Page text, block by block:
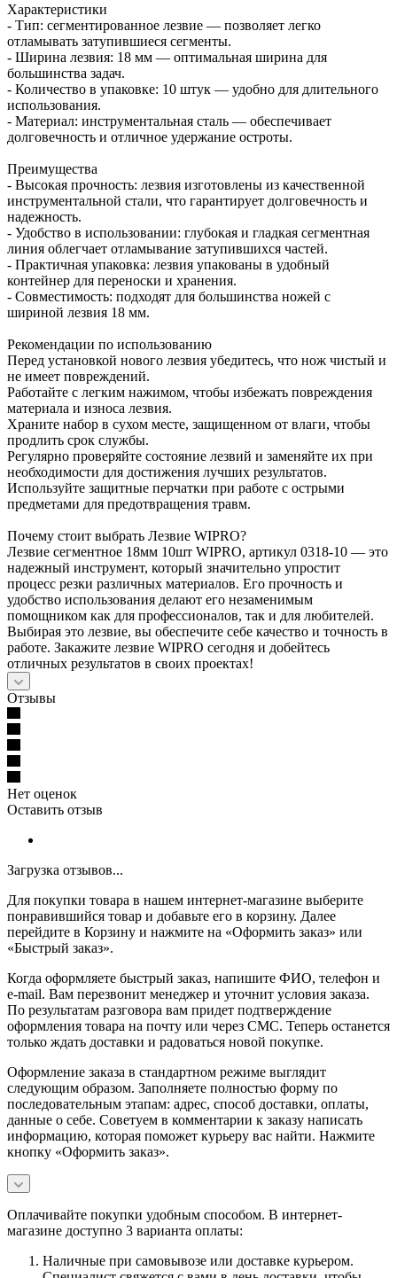
Характеристики
- Тип: сегментированное лезвие — позволяет легко
отламывать затупившиеся сегменты.
- Ширина лезвия: 18 мм — оптимальная ширина для
большинства задач.
- Количество в упаковке: 10 штук — удобно для длительного
использования.
- Материал: инструментальная сталь — обеспечивает
долговечность и отличное удержание остроты.
Преимущества
- Высокая прочность: лезвия изготовлены из качественной
инструментальной стали, что гарантирует долговечность и
надежность.
- Удобство в использовании: глубокая и гладкая сегментная
линия облегчает отламывание затупившихся частей.
- Практичная упаковка: лезвия упакованы в удобный
контейнер для переноски и хранения.
- Совместимость: подходят для большинства ножей с
шириной лезвия 18 мм.
Рекомендации по использованию
Перед установкой нового лезвия убедитесь, что нож чистый и
не имеет повреждений.
Работайте с легким нажимом, чтобы избежать повреждения
материала и износа лезвия.
Храните набор в сухом месте, защищенном от влаги, чтобы
продлить срок службы.
Регулярно проверяйте состояние лезвий и заменяйте их при
необходимости для достижения лучших результатов.
Используйте защитные перчатки при работе с острыми
предметами для предотвращения травм.
Почему стоит выбрать Лезвие WIPRO?
Лезвие сегментное 18мм 10шт WIPRO, артикул 0318-10 — это
надежный инструмент, который значительно упростит
процесс резки различных материалов. Его прочность и
удобство использования делают его незаменимым
помощником как для профессионалов, так и для любителей.
Выбирая это лезвие, вы обеспечите себе качество и точность в
работе. Закажите лезвие WIPRO сегодня и добейтесь
отличных результатов в своих проектах!
Отзывы
Нет оценок
Оставить отзыв
Загрузка отзывов...
Для покупки товара в нашем интернет-магазине выберите
понравившийся товар и добавьте его в корзину. Далее
перейдите в Корзину и нажмите на «Оформить заказ» или
«Быстрый заказ».
Когда оформляете быстрый заказ, напишите ФИО, телефон и
e-mail. Вам перезвонит менеджер и уточнит условия заказа.
По результатам разговора вам придет подтверждение
оформления товара на почту или через СМС. Теперь останется
только ждать доставки и радоваться новой покупке.
Оформление заказа в стандартном режиме выглядит
следующим образом. Заполняете полностью форму по
последовательным этапам: адрес, способ доставки, оплаты,
данные о себе. Советуем в комментарии к заказу написать
информацию, которая поможет курьеру вас найти. Нажмите
кнопку «Оформить заказ».
Оплачивайте покупки удобным способом. В интернет-
магазине доступно 3 варианта оплаты:
Наличные при самовывозе или доставке курьером.